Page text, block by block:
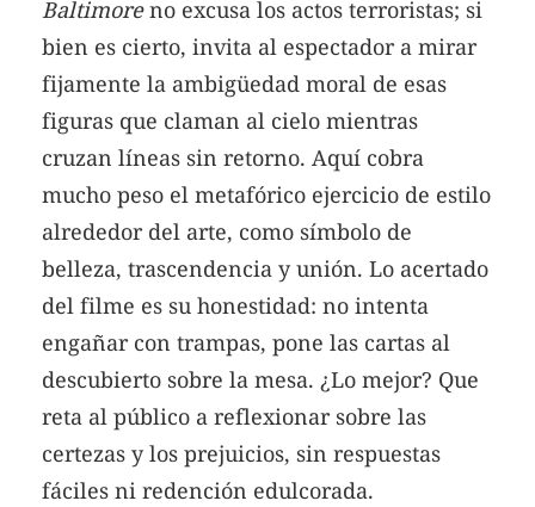
Baltimoreno excusa los actos terroristas; si
bien es cierto, invita al espectador a mirar
fijamente la ambigüedad moral de esas
figuras que claman al cielo mientras
cruzan líneas sin retorno. Aquí cobra
mucho peso el metafórico ejercicio de estilo
alrededor del arte, como símbolo de
belleza, trascendencia y unión. Lo acertado
del filme es su honestidad: no intenta
engañar con trampas, pone las cartas al
descubierto sobre la mesa. ¿Lo mejor? Que
reta al público a reflexionar sobre las
certezas y los prejuicios, sin respuestas
fáciles ni redención edulcorada.